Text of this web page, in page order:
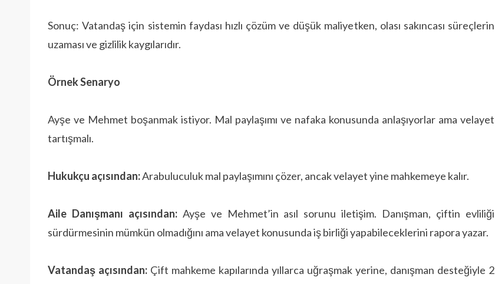
Sonuç: Vatandaş için sistemin faydası hızlı çözüm ve düşük maliyetken, olası sakıncası süreçlerin
uzaması ve gizlilik kaygılarıdır.
Örnek Senaryo
Ayşe ve Mehmet boşanmak istiyor. Mal paylaşımı ve nafaka konusunda anlaşıyorlar ama velayet
tartışmalı.
Hukukçu açısından:Arabuluculuk mal paylaşımını çözer, ancak velayet yine mahkemeye kalır.
Aile Danışmanı açısından:Ayşe ve Mehmet’in asıl sorunu iletişim. Danışman, çiftin evliliği
sürdürmesinin mümkün olmadığını ama velayet konusunda iş birliği yapabileceklerini rapora yazar.
Vatandaş açısından: Çift mahkeme kapılarında yıllarca uğraşmak yerine, danışman desteğiyle 2